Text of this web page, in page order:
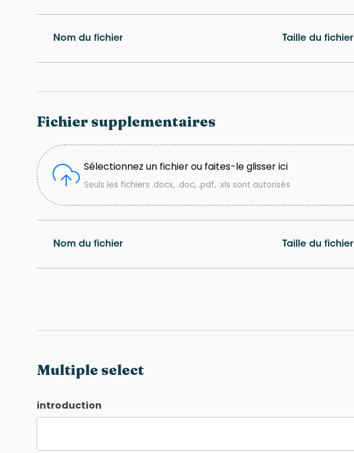
Nom du fichier Taille du fichier
Fichier supplementaires
Nom du fichier Taille du fichier
Sélectionnez un fichier ou faites-le glisser ici
Seuls les fichiers .docx, .doc, .pdf, .xls sont autorisés
Multiple select
introduction